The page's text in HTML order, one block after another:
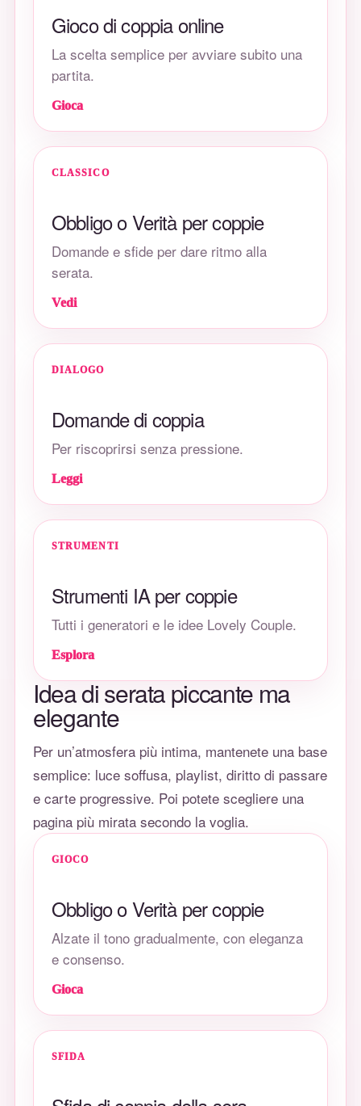
Gioco di coppia online
La scelta semplice per avviare subito una
partita.
Gioca
CLASSICO
Obbligo o Verità per coppie
Domande e sfide per dare ritmo alla
serata.
Vedi
DIALOGO
Domande di coppia
Per riscoprirsi senza pressione.
Leggi
STRUMENTI
Strumenti IA per coppie
Tutti i generatori e le idee Lovely Couple.
Esplora
Idea di serata piccante ma
elegante
Per un’atmosfera più intima, mantenete una base
semplice: luce soffusa, playlist, diritto di passare
e carte progressive. Poi potete scegliere una
pagina più mirata secondo la voglia.
GIOCO
Obbligo o Verità per coppie
Alzate il tono gradualmente, con eleganza
e consenso.
Gioca
SFIDA